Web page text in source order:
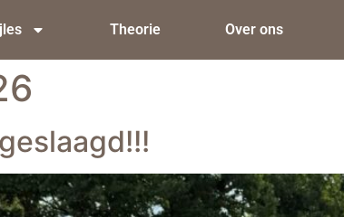
Theorie Over ons